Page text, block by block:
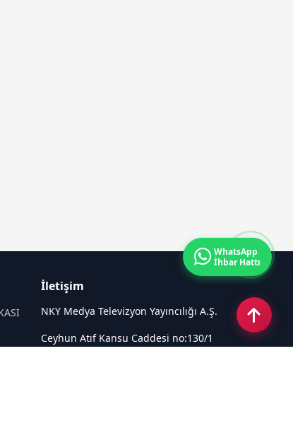
İletişim
NKY Medya Televizyon Yayıncılığı A.Ş.
Ceyhun Atıf Kansu Caddesi no:130/1
WhatsApp
İhbar Hattı